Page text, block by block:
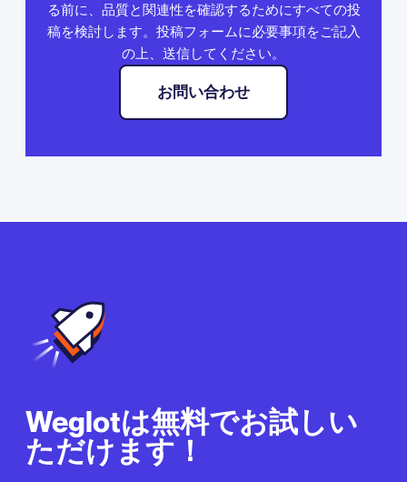
る前に、品質と関連性を確認するためにすべての投
稿を検討します。投稿フォームに必要事項をご記入
の上、送信してください。
お問い合わせ
Weglotは無料でお試しい
ただけます！